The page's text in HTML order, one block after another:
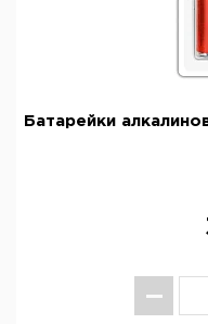
Батарейки